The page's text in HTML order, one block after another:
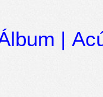
|